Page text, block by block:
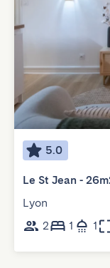
5.0
Le St Jean -
Lyon
2
1 1